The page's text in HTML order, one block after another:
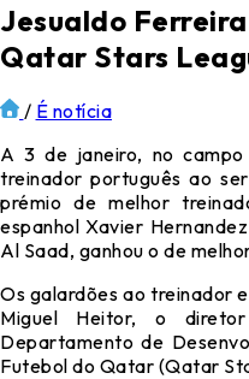
Jesualdo
Qatar Stars
/ É notícia
A 3 de janeiro, no
treinador português ao
prémio de melhor
espanhol Xavier
Al Saad, ganhou o de
Os galardões ao treinador
Miguel Heitor, o
Departamento de
Futebol do Qatar (Qatar